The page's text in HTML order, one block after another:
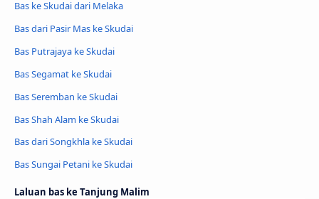
Bas ke Skudai dari Melaka
Bas dari Pasir Mas ke Skudai
Bas Putrajaya ke Skudai
Bas Segamat ke Skudai
Bas Seremban ke Skudai
Bas Shah Alam ke Skudai
Bas dari Songkhla ke Skudai
Bas Sungai Petani ke Skudai
Laluan bas ke Tanjung Malim